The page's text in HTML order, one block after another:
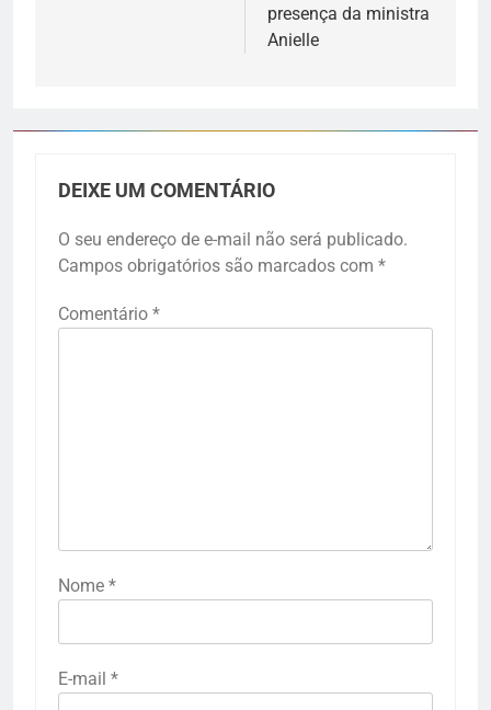
presença da ministra
Anielle
DEIXE UM COMENTÁRIO
O seu endereço de e-mail não será publicado.
Campos obrigatórios são marcados com *
Comentário *
Nome *
E-mail *